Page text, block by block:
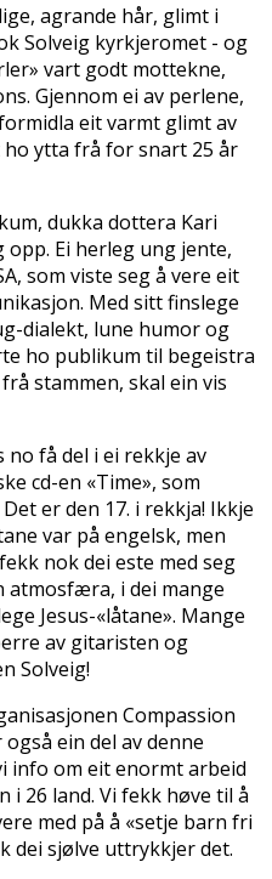
flagrande hår, glimt i
Solveig kyrkjeromet - og
vart godt mottekne,
Gjennom ei av perlene,
eit varmt glimt av
flytta frå for snart 25 år
dukka dottera Kari
opp. Ei herleg ung jente,
som viste seg å vere eit
Med sitt finslege
dialekt, lune humor og
ho publikum til begeistra
stammen, skal ein vis
no få del i ei rekkje av
cd-en «Time», som
er den 17. i rekkja! Ikkje
var på engelsk, men
nok dei fleste med seg
atmosfæra, i dei mange
Jesus-«låtane». Mange
av gitaristen og
Solveig!
Compassion
ein del av denne
info om eit enormt arbeid
i 26 land. Vi fekk høve til å
med på å «setje barn fri
dei sjølve uttrykkjer det.